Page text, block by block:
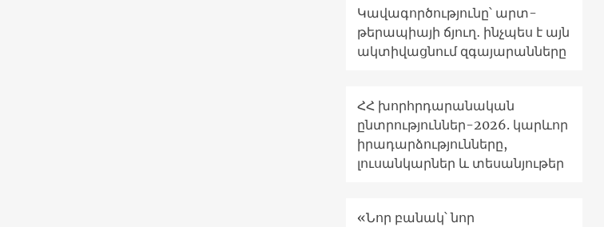
Կավագործությունը՝ արտ-
թերապիայի ճյուղ․ ինչպես է այն
ակտիվացնում զգայարանները
ՀՀ խորհրդարանական
ընտրություններ-2026. կարևոր
իրադարձությունները,
լուսանկարներ և տեսանյութեր
«Նոր բանակ՝ նոր